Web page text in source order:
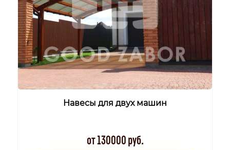
Навесы для двух машин
от 130000 руб.